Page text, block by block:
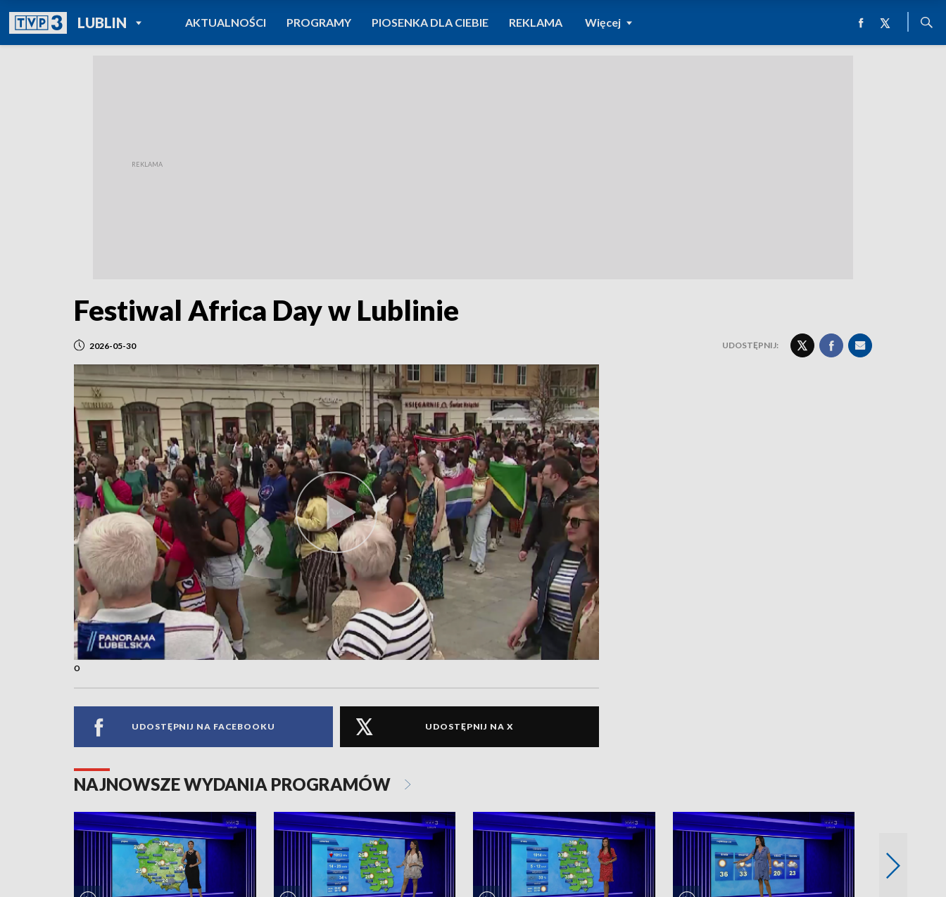
LUBLINPOWRÓT DO
TVP REGIONY
AKTUALNOŚCI PROGRAMY PIOSENKA DLA CIEBIE REKLAMA Więcej
Festiwal Africa Day w Lublinie
2026-05-30 UDOSTĘPNIJ:
o
UDOSTĘPNIJ NA FACEBOOKU UDOSTĘPNIJ NA X
NAJNOWSZE WYDANIA PROGRAMÓW